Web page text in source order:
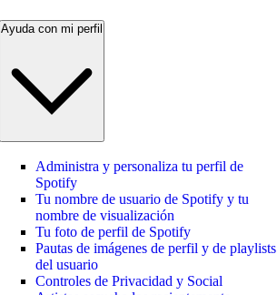
Ayuda con mi perfil
Administra y personaliza tu perfil de
Spotify
Tu nombre de usuario de Spotify y tu
nombre de visualización
Tu foto de perfil de Spotify
Pautas de imágenes de perfil y de playlists
del usuario
Controles de Privacidad y Social